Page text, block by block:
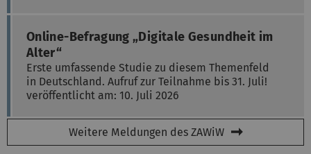
Online-Befragung „Digitale Gesundheit im
Alter“
Erste umfassende Studie zu diesem Themenfeld
in Deutschland. Aufruf zur Teilnahme bis 31. Juli!
veröffentlicht am: 10. Juli 2026
Weitere Meldungen des ZAWiW